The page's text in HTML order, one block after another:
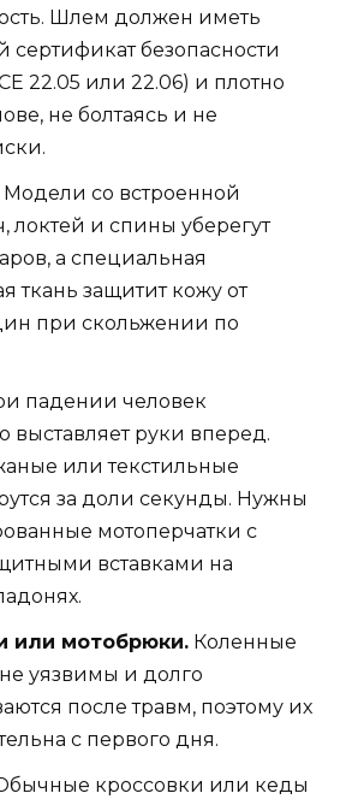
Шлем должен иметь
безопасности
22.05 или 22.06) и плотно
не болтаясь и не
Модели со встроенной
локтей и спины уберегут
а специальная
ткань защитит кожу от
при скольжении по
падении человек
выставляет руки вперед.
или текстильные
за доли секунды. Нужны
мотоперчатки с
вставками на
или мотобрюки. Коленные
уязвимы и долго
после травм, поэтому их
с первого дня.
кроссовки или кеды